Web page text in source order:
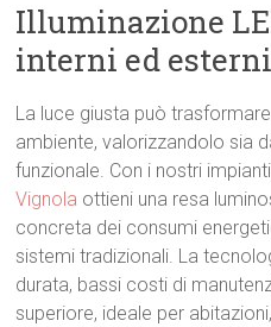
Illuminazione
interni ed esterni
La luce giusta può
ambiente, valorizzandolo sia
funzionale. Con i nostri
Vignola ottieni una resa
concreta dei consumi
sistemi tradizionali. La
durata, bassi costi di
superiore, ideale per